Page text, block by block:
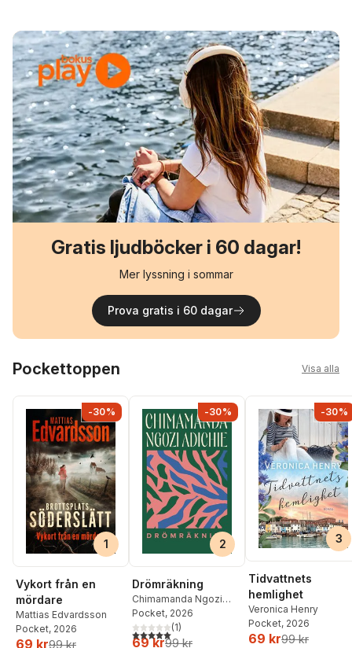
Gratis ljudböcker i 60 dagar!
Mer lyssning i sommar
Prova gratis i 60 dagar
Pockettoppen Visa alla
-30%
1
Vykort från en
mördare
Mattias Edvardsson
Pocket, 2026
69 kr99 kr
-30%
2
Drömräkning
Chimamanda Ngozi
Adichie
Pocket, 2026
5,0utav 5 stjärnor. Totalt antal röster:
(1)
69 kr99 kr
-30%
3
Tidvattnets
hemlighet
Veronica Henry
Pocket, 2026
69 kr99 kr